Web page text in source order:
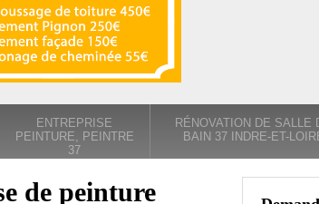
ENTREPRISE
PEINTURE, PEINTRE
37
RÉNOVATION DE SALLE
BAIN 37 INDRE-ET-
de peinture